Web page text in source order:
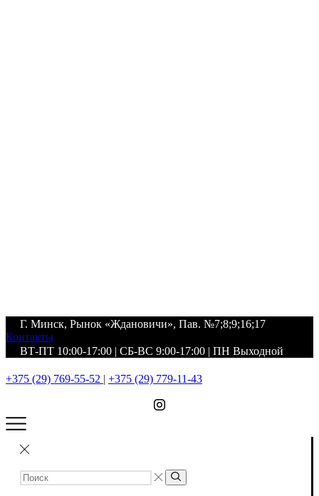
Г. Минск, Рынок «Ждановичи», Пав. №7;8;9;16;17
Контакты
ВТ-ПТ 10:00-17:00 | СБ-ВС 9:00-17:00 | ПН Выходной
+375 (29) 769-55-52 | +375 (29) 779-11-43